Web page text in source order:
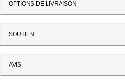
OPTIONS DE LIVRAISON
SOUTIEN
AVIS